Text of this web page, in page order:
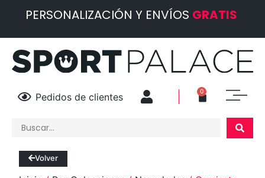
PERSONALIZACIÓN Y ENVÍOS GRATIS
Pedidos de clientes 0
Volver